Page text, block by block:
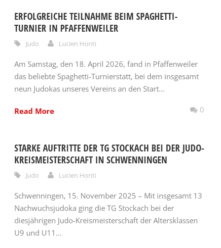
ERFOLGREICHE TEILNAHME BEIM SPAGHETTI-
TURNIER IN PFAFFENWEILER
Judo Lucien Honti
Am Samstag, den 18. April 2026, fand in Pfaffenweiler
das beliebte Spaghetti-Turnierstatt, bei dem insgesamt
neun Judokas unseres Vereins an den Start...
Read More 0
STARKE AUFTRITTE DER TG STOCKACH BEI DER JUDO-
KREISMEISTERSCHAFT IN SCHWENNINGEN
Judo Lucien Honti
Schwenningen, 15. November 2025 – Mit insgesamt 13
Nachwuchsjudoka ging die TG Stockach bei der
diesjährigen Judo-Kreismeisterschaft der Altersklassen
U9 und U11...